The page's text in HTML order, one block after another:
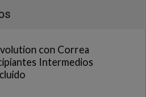
con Correa
Intermedios